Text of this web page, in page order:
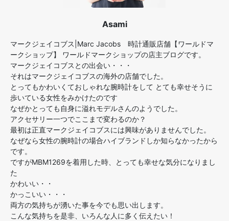
Asami
マークジェイコブス|Marc Jacobs 時計通販店舗【ワールドマ
ークショップ】 ワールドマークショップの店主ブログです。
マークジェイコブスとの出会い・・・
それはマークジェイコブスの海外の店舗でした。
とってもかわいくておしゃれな腕時計をして とても幸せそうに
歩いている女性をみかけたのです
なぜかとっても自身に溢れモデルさんのようでした。
アクセサリー一つでここまで変わるのか？
最初は正直マークジェイコブスには興味がありませんでした。
なぜなら女性の腕時計の場合ハイブランドしか知らなかったから
です。
ですがMBM1269を着用した時、とっても幸せな気分になりまし
た
かわいい・・
かっこいい・・・
両方の気持ちが湧いた事を今でも思い出します。
こんな気持ちを是非、いろんな人に多く伝えたい！